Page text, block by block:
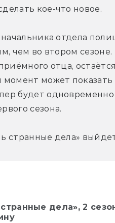
кое-что новое.
отдела
чем во втором
отца,
может показать
будет
сезона.
дела» выйдет
дела», 2